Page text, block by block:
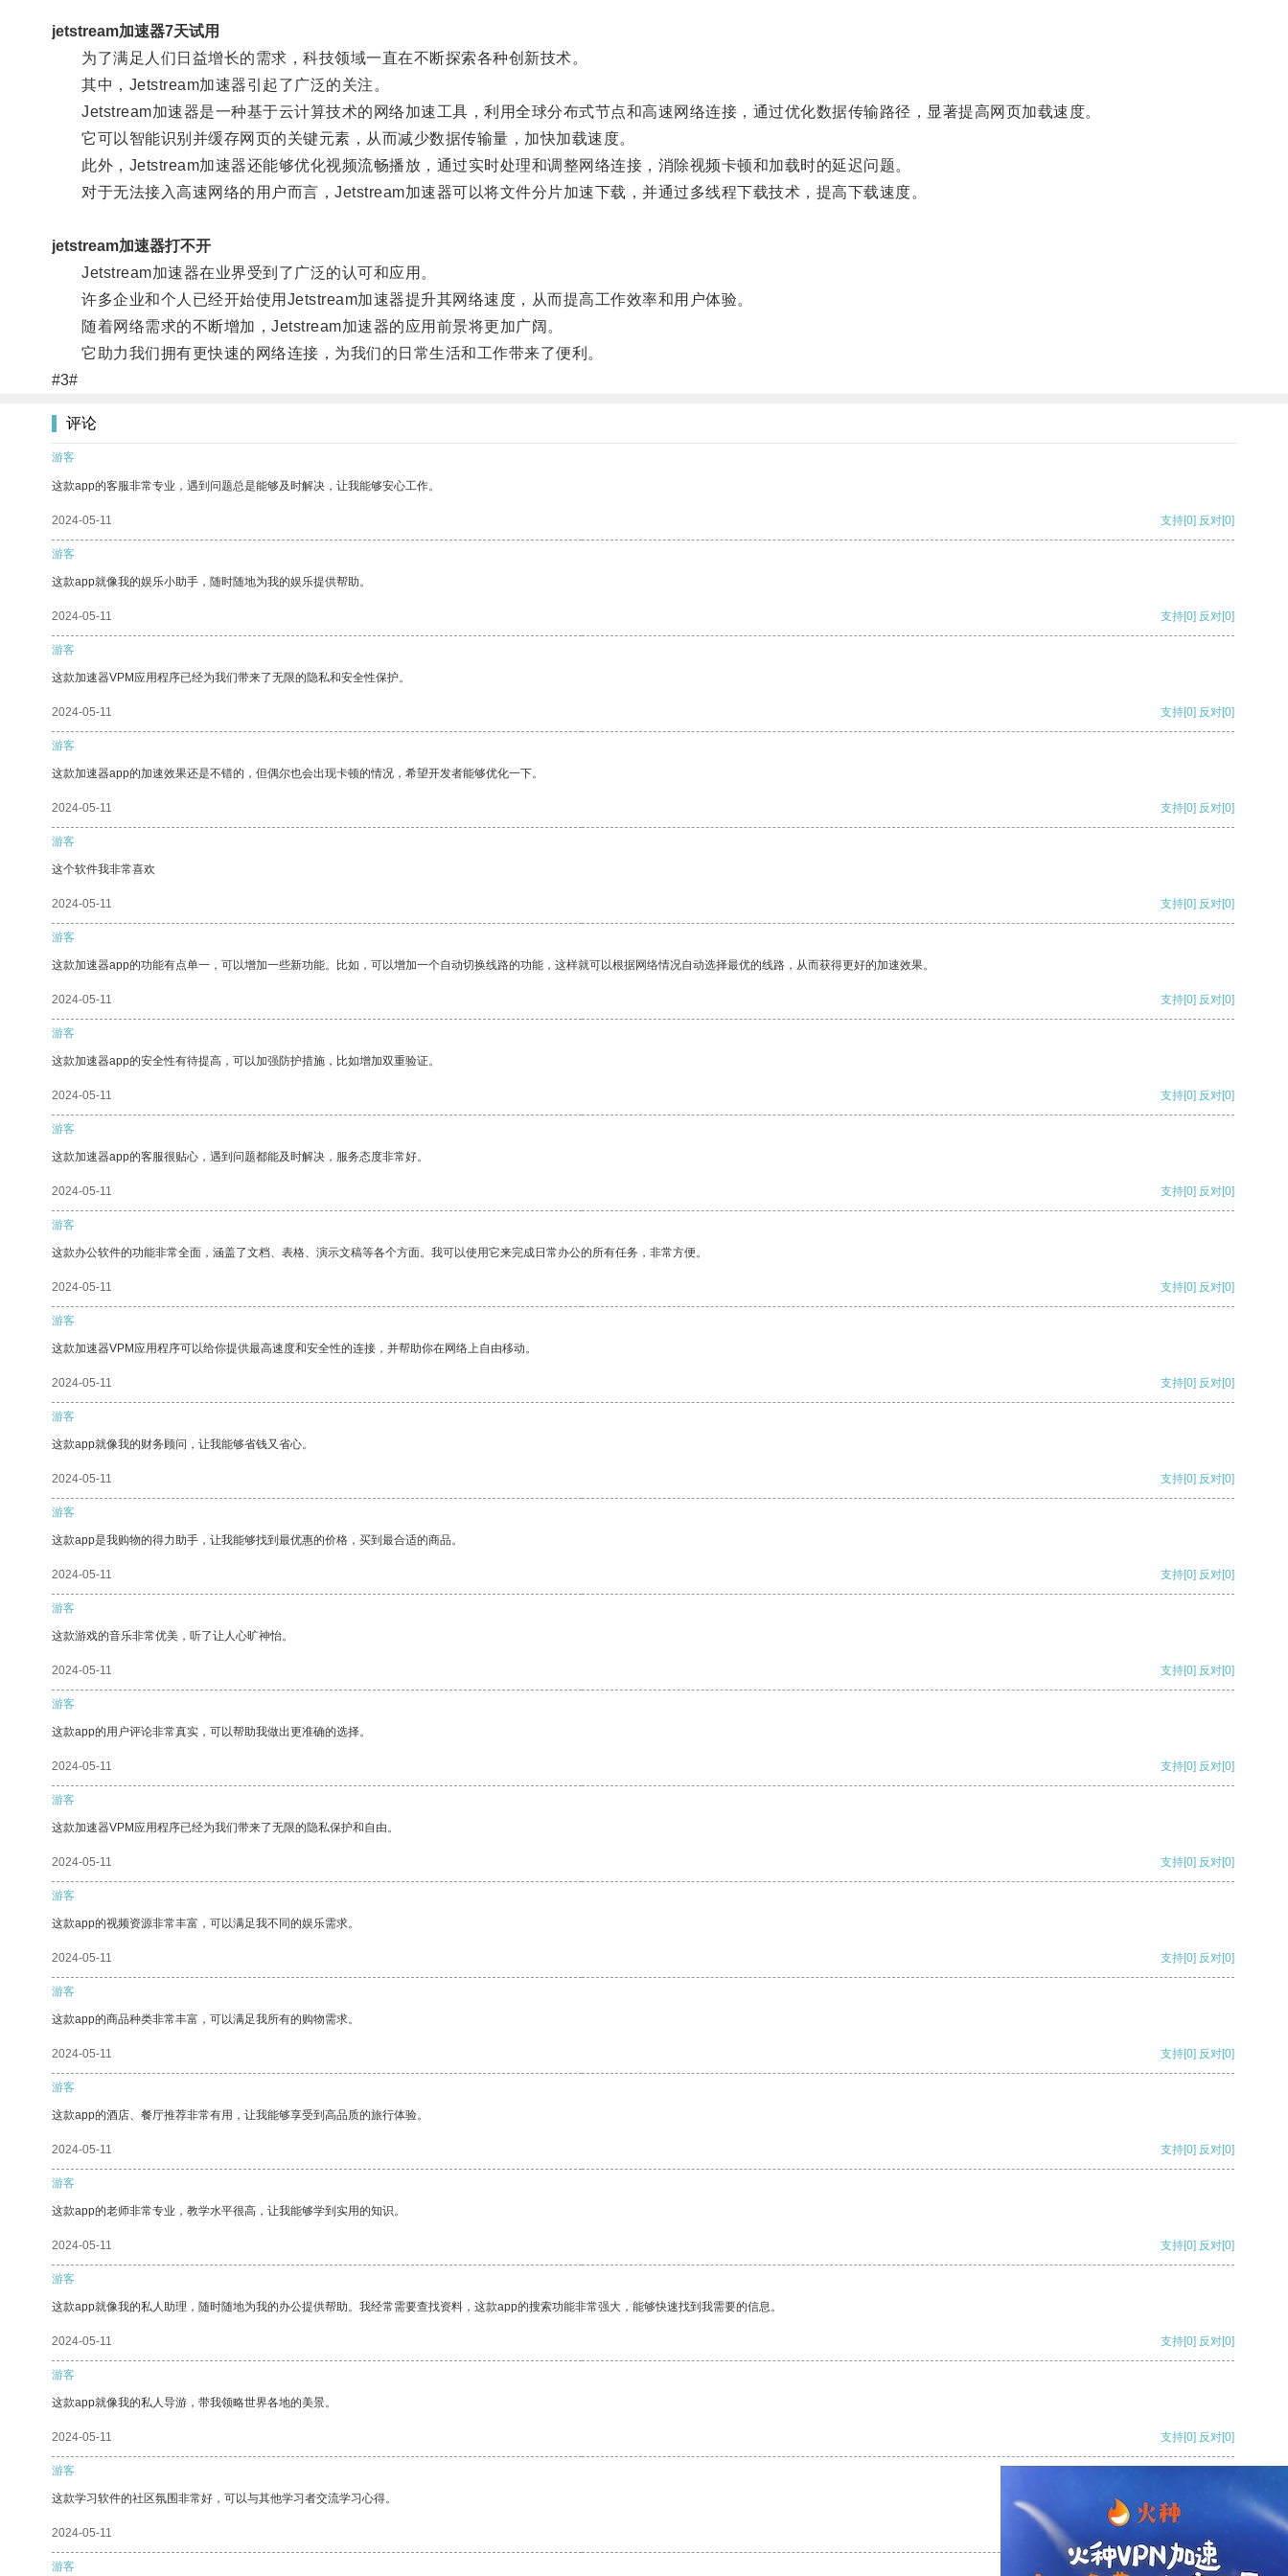
jetstream加速器7天试用
为了满足人们日益增长的需求，科技领域一直在不断探索各种创新技术。
其中，Jetstream加速器引起了广泛的关注。
Jetstream加速器是一种基于云计算技术的网络加速工具，利用全球分布式节点和高速网络连接，通过优化数据传输路径，显著提高网页加载速度。
它可以智能识别并缓存网页的关键元素，从而减少数据传输量，加快加载速度。
此外，Jetstream加速器还能够优化视频流畅播放，通过实时处理和调整网络连接，消除视频卡顿和加载时的延迟问题。
对于无法接入高速网络的用户而言，Jetstream加速器可以将文件分片加速下载，并通过多线程下载技术，提高下载速度。
jetstream加速器打不开
Jetstream加速器在业界受到了广泛的认可和应用。
许多企业和个人已经开始使用Jetstream加速器提升其网络速度，从而提高工作效率和用户体验。
随着网络需求的不断增加，Jetstream加速器的应用前景将更加广阔。
它助力我们拥有更快速的网络连接，为我们的日常生活和工作带来了便利。
#3#
评论
游客
这款app的客服非常专业，遇到问题总是能够及时解决，让我能够安心工作。
2024-05-11 支持[0] 反对[0]
游客
这款app就像我的娱乐小助手，随时随地为我的娱乐提供帮助。
2024-05-11 支持[0] 反对[0]
游客
这款加速器VPM应用程序已经为我们带来了无限的隐私和安全性保护。
2024-05-11 支持[0] 反对[0]
游客
这款加速器app的加速效果还是不错的，但偶尔也会出现卡顿的情况，希望开发者能够优化一下。
2024-05-11 支持[0] 反对[0]
游客
这个软件我非常喜欢
2024-05-11 支持[0] 反对[0]
游客
这款加速器app的功能有点单一，可以增加一些新功能。比如，可以增加一个自动切换线路的功能，这样就可以根据网络情况自动选择最优的线路，从而获得更好的加速效果。
2024-05-11 支持[0] 反对[0]
游客
这款加速器app的安全性有待提高，可以加强防护措施，比如增加双重验证。
2024-05-11 支持[0] 反对[0]
游客
这款加速器app的客服很贴心，遇到问题都能及时解决，服务态度非常好。
2024-05-11 支持[0] 反对[0]
游客
这款办公软件的功能非常全面，涵盖了文档、表格、演示文稿等各个方面。我可以使用它来完成日常办公的所有任务，非常方便。
2024-05-11 支持[0] 反对[0]
游客
这款加速器VPM应用程序可以给你提供最高速度和安全性的连接，并帮助你在网络上自由移动。
2024-05-11 支持[0] 反对[0]
游客
这款app就像我的财务顾问，让我能够省钱又省心。
2024-05-11 支持[0] 反对[0]
游客
这款app是我购物的得力助手，让我能够找到最优惠的价格，买到最合适的商品。
2024-05-11 支持[0] 反对[0]
游客
这款游戏的音乐非常优美，听了让人心旷神怡。
2024-05-11 支持[0] 反对[0]
游客
这款app的用户评论非常真实，可以帮助我做出更准确的选择。
2024-05-11 支持[0] 反对[0]
游客
这款加速器VPM应用程序已经为我们带来了无限的隐私保护和自由。
2024-05-11 支持[0] 反对[0]
游客
这款app的视频资源非常丰富，可以满足我不同的娱乐需求。
2024-05-11 支持[0] 反对[0]
游客
这款app的商品种类非常丰富，可以满足我所有的购物需求。
2024-05-11 支持[0] 反对[0]
游客
这款app的酒店、餐厅推荐非常有用，让我能够享受到高品质的旅行体验。
2024-05-11 支持[0] 反对[0]
游客
这款app的老师非常专业，教学水平很高，让我能够学到实用的知识。
2024-05-11 支持[0] 反对[0]
游客
这款app就像我的私人助理，随时随地为我的办公提供帮助。我经常需要查找资料，这款app的搜索功能非常强大，能够快速找到我需要的信息。
2024-05-11 支持[0] 反对[0]
游客
这款app就像我的私人导游，带我领略世界各地的美景。
2024-05-11 支持[0] 反对[0]
游客
这款学习软件的社区氛围非常好，可以与其他学习者交流学习心得。
2024-05-11
游客